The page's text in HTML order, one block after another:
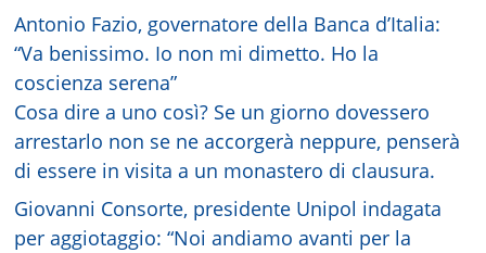
Antonio Fazio, governatore della Banca d’Italia:
“Va benissimo. Io non mi dimetto. Ho la
coscienza serena”
Cosa dire a uno così? Se un giorno dovessero
arrestarlo non se ne accorgerà neppure, penserà
di essere in visita a un monastero di clausura.
Giovanni Consorte, presidente Unipol indagata
per aggiotaggio: “Noi andiamo avanti per la